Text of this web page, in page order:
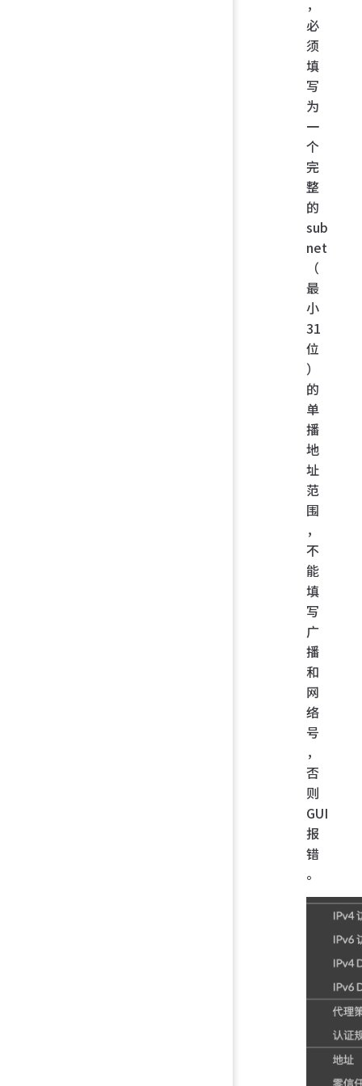
，
必
须
填
写
为
一
个
完
整
的
sub
net
（
最
小
31
位
）
的
单
播
地
址
范
围
，
不
能
填
写
广
播
和
网
络
号
，
否
则
GUI
报
错
。